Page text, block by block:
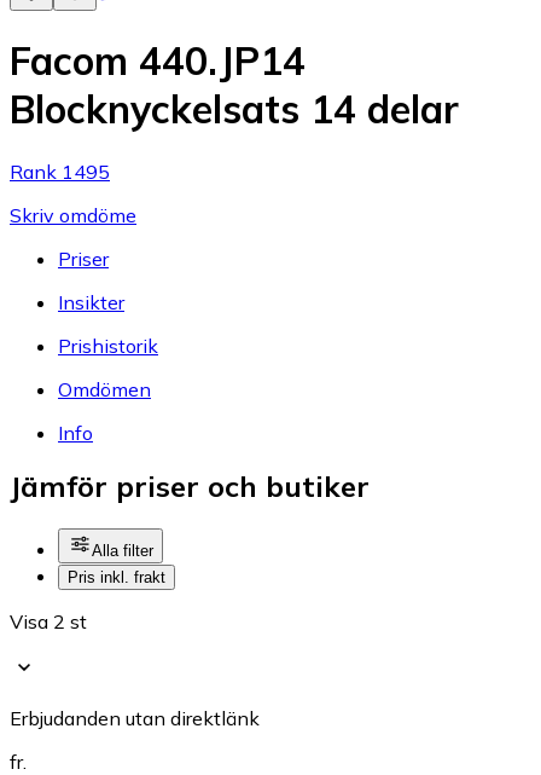
Facom 440.JP14
Blocknyckelsats 14 delar
Rank 1495
Skriv omdöme
Priser
Insikter
Prishistorik
Omdömen
Info
Jämför priser och butiker
Alla filter
Pris inkl. frakt
Visa 2 st
Erbjudanden utan direktlänk
fr.